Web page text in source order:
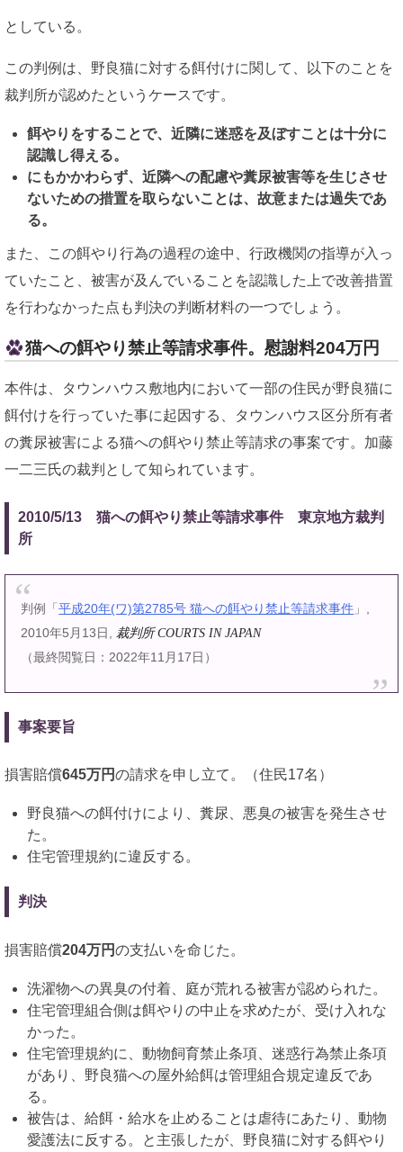
としている。
この判例は、野良猫に対する餌付けに関して、以下のことを
裁判所が認めたというケースです。
餌やりをすることで、近隣に迷惑を及ぼすことは十分に
認識し得える。
にもかかわらず、近隣への配慮や糞尿被害等を生じさせ
ないための措置を取らないことは、故意または過失であ
る。
また、この餌やり行為の過程の途中、行政機関の指導が入っ
ていたこと、被害が及んでいることを認識した上で改善措置
を行わなかった点も判決の判断材料の一つでしょう。
猫への餌やり禁止等請求事件。慰謝料204万円
本件は、タウンハウス敷地内において一部の住民が野良猫に
餌付けを行っていた事に起因する、タウンハウス区分所有者
の糞尿被害による猫への餌やり禁止等請求の事案です。加藤
一二三氏の裁判として知られています。
2010/5/13 猫への餌やり禁止等請求事件 東京地方裁判
所
判例「平成20年(ワ)第2785号 猫への餌やり禁止等請求事件 」,
2010年5月13日, 裁判所 COURTS IN JAPAN
（最終閲覧日：2022年11月17日）
事案要旨
損害賠償645万円の請求を申し立て。（住民17名）
野良猫への餌付けにより、糞尿、悪臭の被害を発生させ
た。
住宅管理規約に違反する。
判決
損害賠償204万円の支払いを命じた。
洗濯物への異臭の付着、庭が荒れる被害が認められた。
住宅管理組合側は餌やりの中止を求めたが、受け入れな
かった。
住宅管理規約に、動物飼育禁止条項、迷惑行為禁止条項
があり、野良猫への屋外給餌は管理組合規定違反であ
る。
被告は、給餌・給水を止めることは虐待にあたり、動物
愛護法に反する。と主張したが、野良猫に対する餌やり